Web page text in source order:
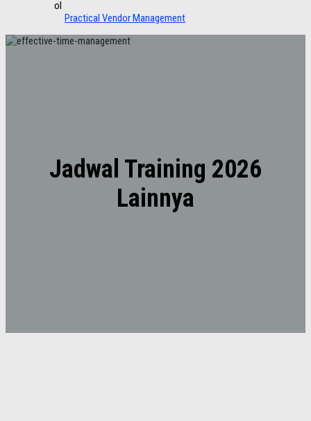
Practical Vendor Management
Jadwal Training 2026
Lainnya